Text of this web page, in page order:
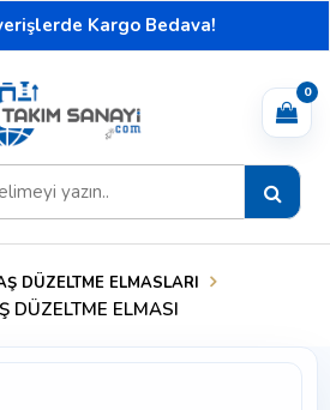
Kargo Bedava!
0
DÜZELTME ELMASLARI
DÜZELTME ELMASI